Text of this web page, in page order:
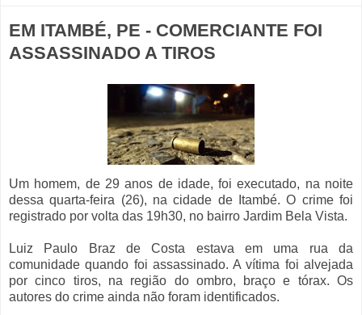
EM ITAMBÉ, PE - COMERCIANTE FOI
ASSASSINADO A TIROS
Um homem, de 29 anos de idade, foi executado, na noite
dessa quarta-feira (26), na cidade de Itambé. O crime foi
registrado por volta das 19h30, no bairro Jardim Bela Vista.
Luiz Paulo Braz de Costa estava em uma rua da
comunidade quando foi assassinado. A vítima foi alvejada
por cinco tiros, na região do ombro, braço e tórax. Os
autores do crime ainda não foram identificados.